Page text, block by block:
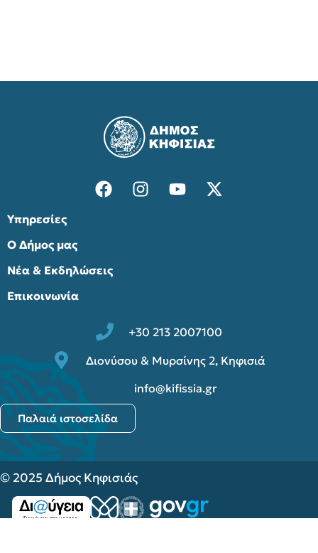
Υπηρεσίες
Ο Δήμος μας
Νέα & Εκδηλώσεις
Επικοινωνία
+30 213 2007100
Διονύσου & Μυρσίνης 2, Κηφισιά
info@kifissia.gr
Παλαιά ιστοσελίδα
© 2025 Δήμος Κηφισιάς